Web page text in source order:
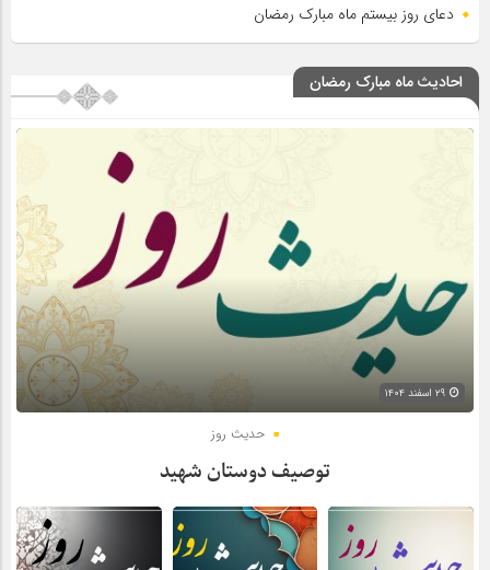
دعای روز بیستم ماه مبارک رمضان
احادیث ماه مبارک رمضان
حدیث روز
توصیف دوستان شهید